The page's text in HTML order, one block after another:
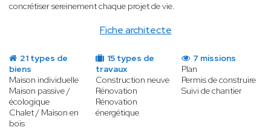
Fiche architecte
concrétiser sereinement chaque projet de vie.
21 types de
biens
Maison individuelle
Maison passive /
écologique
Chalet / Maison en
bois
15 types de
travaux
Construction neuve
Rénovation
Rénovation
énergétique
7 missions
Plan
Permis de construire
Suivi de chantier